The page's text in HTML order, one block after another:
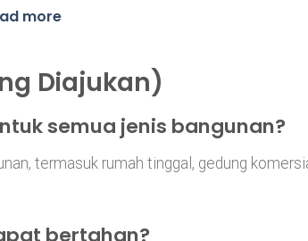
more
Diajukan)
semua jenis bangunan?
termasuk rumah tinggal, gedung
bertahan?